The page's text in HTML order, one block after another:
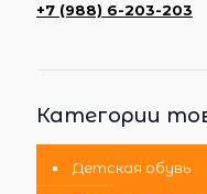
+7 (988) 6-203-203
Категории
Детская обувь